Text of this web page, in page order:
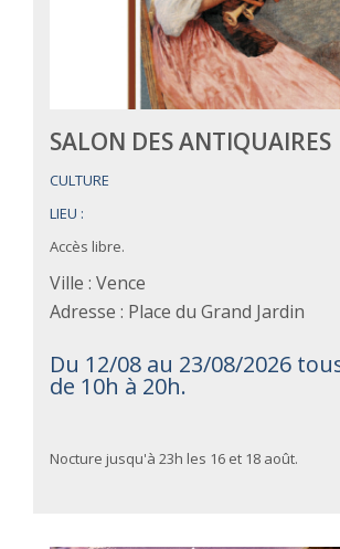
SALON DES ANTIQUAIRES
CULTURE
LIEU :
Accès libre.
Ville : Vence
Adresse : Place du Grand Jardin
Du 12/08 au 23/08/2026
de 10h à 20h.
Nocture jusqu'à 23h les 16 et 18 août.